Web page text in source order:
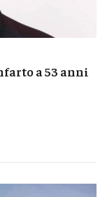
a 53 anni